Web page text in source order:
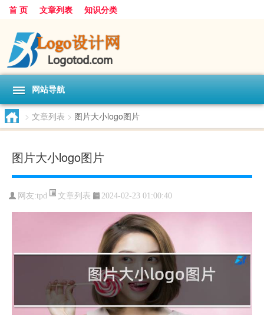
首 页 文章列表 知识分类
网站导航
> 文章列表 > 图片大小logo图片
图片大小logo图片
网友:tpd 文章列表 2024-02-23 01:00:40